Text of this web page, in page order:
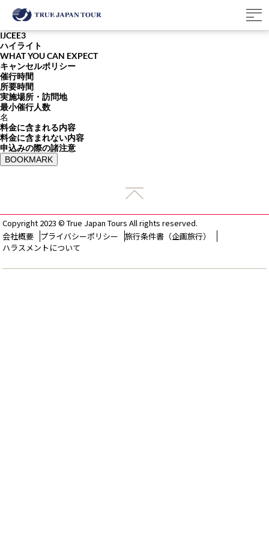
IJCEE3
ハイライト
WHAT YOU CAN EXPECT
キャンセルポリシー
催行時間
所要時間
実施場所・訪問地
最小催行人数
名
料金に含まれる内容
料金に含まれない内容
申込みの際の諸注意
BOOKMARK
Copyright 2023 © True Japan Tours All rights reserved.
会社概要
プライバシーポリシー
旅行条件書（企画旅行）
ハラスメントについて